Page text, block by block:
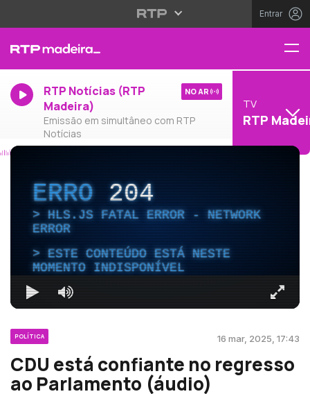
Entrar
RTP Notícias (RTP
Madeira)
Emissão em simultâneo com RTP
Notícias
NO AR
TV
RTP
ERRO204
HLS.JS FATAL ERROR - NETWORK
ERROR
ESTE CONTEÚDO ESTÁ NESTE
MOMENTO INDISPONÍVEL
POLÍTICA 16 mar, 2025, 17:43
CDU está confiante no regresso
ao Parlamento (áudio)